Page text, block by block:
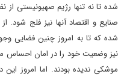
شده تا نه تنها رژیم صهیونیستی از
صنایع و اقتصاد آنها نیز فلج
شده که تا به امروز چنین فضایی
نیز وضعیت خود را در امان احساس
موشکی ندیده بودند. اما امروز